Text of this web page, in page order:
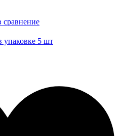
сравнение
упаковке 5 шт